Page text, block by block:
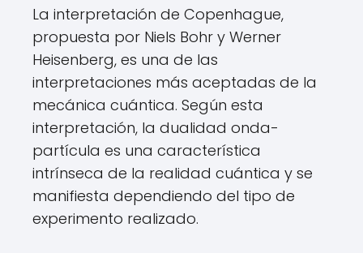
La interpretación de Copenhague,
propuesta por Niels Bohr y Werner
Heisenberg, es una de las
interpretaciones más aceptadas de la
mecánica cuántica. Según esta
interpretación, la dualidad onda-
partícula es una característica
intrínseca de la realidad cuántica y se
manifiesta dependiendo del tipo de
experimento realizado.